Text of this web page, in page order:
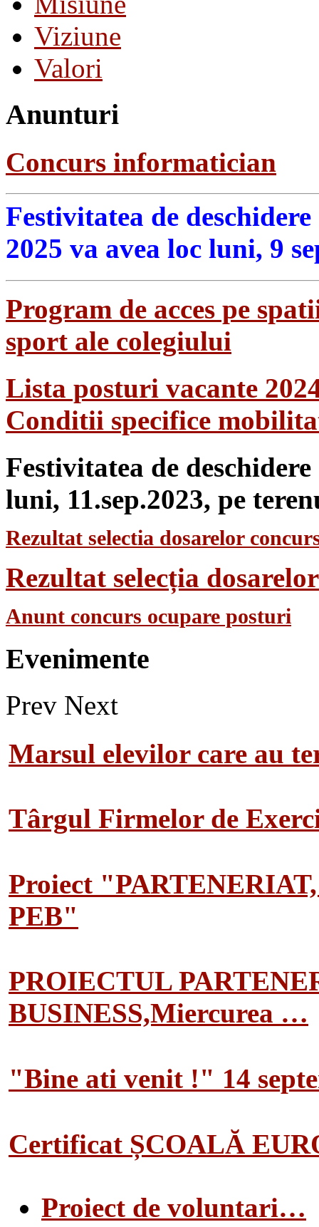
Viziune
Valori
Anunturi
Concurs informatician
Festivitatea de
2025 va avea loc luni, 9
Program de acces pe
sport ale colegiului
Lista posturi vacante
Conditii specifice
Festivitatea de
luni, 11.sep.2023, pe
Rezultat selectia dosarelor
Rezultat selecția
Anunt concurs ocupare posturi
Evenimente
Prev Next
Marsul elevilor care au
Târgul Firmelor de
Proiect
PEB"
PROIECTUL
BUSINESS,Miercurea …
"Bine ati venit !" 14
Certificat ȘCOALĂ
Proiect de voluntari…